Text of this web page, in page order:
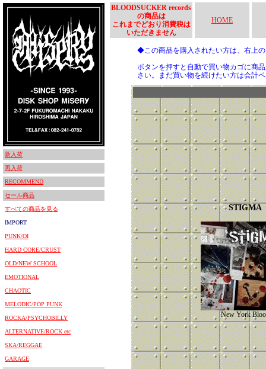
新入荷
再入荷
RECOMMEND
セール商品
すべての商品を見る
IMPORT
PUNK/OI
HARD CORE/CRUST
OLD/NEW SCHOOL
EMOTIONAL
CHAOTIC
MELODIC/POP PUNK
ROCKA/PSYCHOBILLY
ALTERNATIVE/ROCK etc
SKA/REGGAE
GARAGE
BLOODSUCKER records
の商品は
これまでどおり消費税は
いただきません
HOME
◆この商品を購入されたい方は、右上
ボタンを押すと自動で買い物カゴに商
さい。まだ買い物を続けたい方は会計
STIGMA
New York